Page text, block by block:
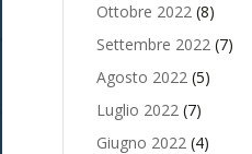
Ottobre 2022(8)
Settembre 2022(7)
Agosto 2022(5)
Luglio 2022(7)
Giugno 2022(4)